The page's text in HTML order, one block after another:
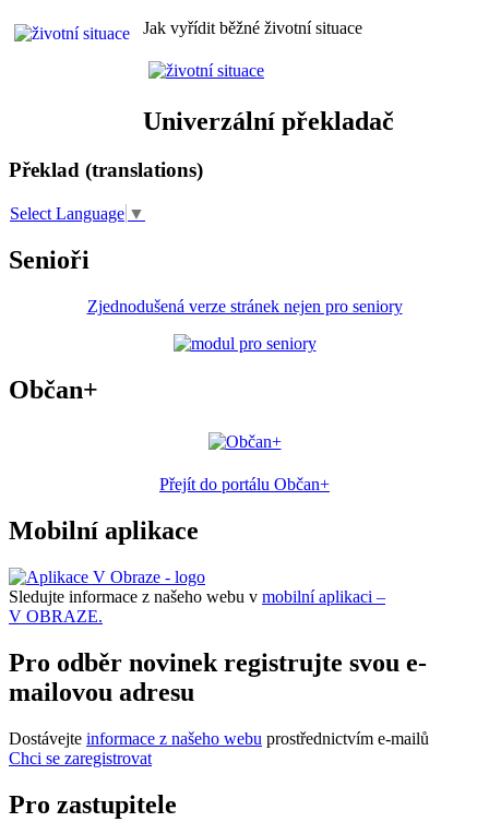
Jak vyřídit běžné životní situace
Univerzální překladač
Překlad (translations)
Select Language ▼
Senioři
Zjednodušená verze stránek nejen pro seniory
Občan+
Přejít do portálu Občan+
Mobilní aplikace
Sledujte informace z našeho webu v mobilní aplikaci –
V OBRAZE.
Pro odběr novinek registrujte svou e-
mailovou adresu
Dostávejte informace z našeho webu prostřednictvím e-mailů
Chci se zaregistrovat
Pro zastupitele